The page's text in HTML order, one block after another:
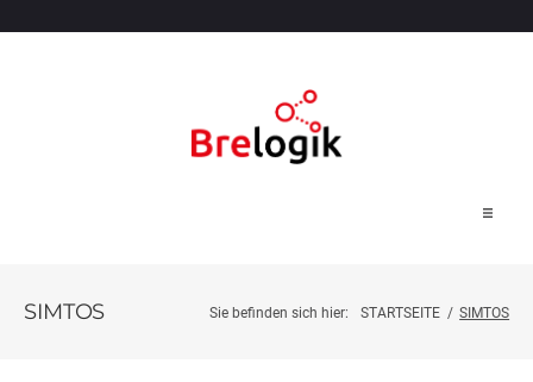
SIMTOS Sie befinden sich hier: STARTSEITE / SIMTOS